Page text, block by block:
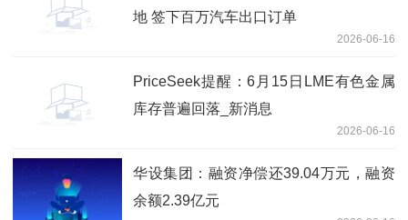
地 签下百万汽车出口订单
2026-06-16
PriceSeek提醒：6月15日LME有色金属
库存普遍回落_新消息
2026-06-16
华设集团：融资净偿还39.04万元，融资
余额2.39亿元